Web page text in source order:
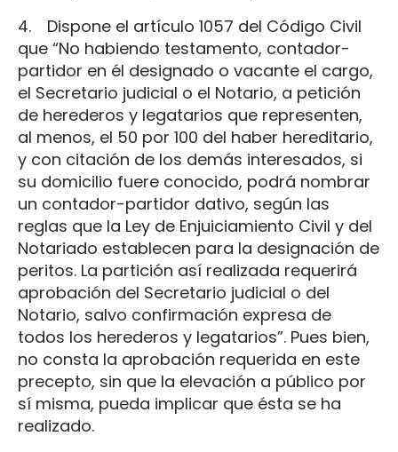
4. Dispone el artículo 1057 del Código Civil
que “No habiendo testamento, contador-
partidor en él designado o vacante el cargo,
el Secretario judicial o el Notario, a petición
de herederos y legatarios que representen,
al menos, el 50 por 100 del haber hereditario,
y con citación de los demás interesados, si
su domicilio fuere conocido, podrá nombrar
un contador-partidor dativo, según las
reglas que la Ley de Enjuiciamiento Civil y del
Notariado establecen para la designación de
peritos. La partición así realizada requerirá
aprobación del Secretario judicial o del
Notario, salvo confirmación expresa de
todos los herederos y legatarios”. Pues bien,
no consta la aprobación requerida en este
precepto, sin que la elevación a público por
sí misma, pueda implicar que ésta se ha
realizado.